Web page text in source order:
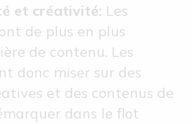
et créativité: Les
de plus en plus
de contenu. Les
donc miser sur des
et des contenus de
dans le flot